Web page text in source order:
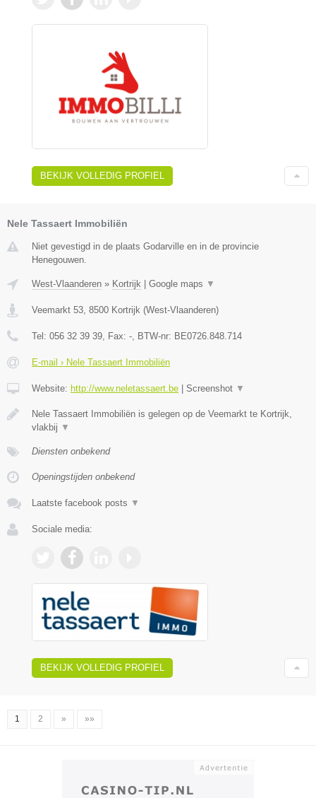
BEKIJK VOLLEDIG PROFIEL
Nele Tassaert Immobiliën
Niet gevestigd in de plaats Godarville en in de provincie
Henegouwen.
West-Vlaanderen » Kortrijk Google maps ▼
Veemarkt 53 8500 Kortrijk (West-Vlaanderen)
Tel: 056 32 39 39 , Fax: - , BTW-nr: BE0726.848.714
E-mail › Nele Tassaert Immobiliën
Website: http://www.neletassaert.be Screenshot ▼
Nele Tassaert Immobiliën is gelegen op de Veemarkt te Kortrijk,
vlakbij ▼
Diensten onbekend
Openingstijden onbekend
Laatste facebook posts ▼
Sociale media:
BEKIJK VOLLEDIG PROFIEL
1 2 » »»